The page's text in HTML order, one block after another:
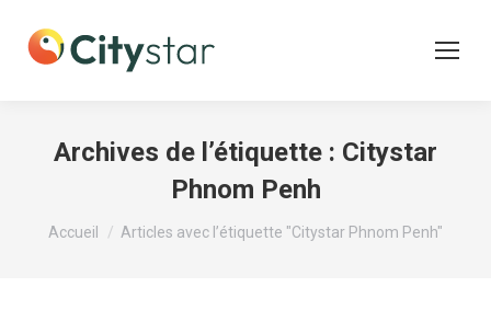
Archives de l’étiquette : Citystar
Phnom Penh
Vous êtes ici :
Accueil Articles avec l’étiquette "Citystar Phnom Penh"